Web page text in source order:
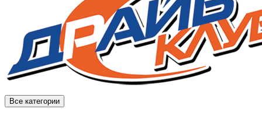
Все категории